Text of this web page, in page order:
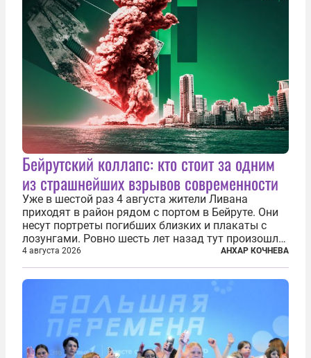
Бейрутский коллапс: кто стоит за одним
из страшнейших взрывов современности
Уже в шестой раз 4 августа жители Ливана
приходят в район рядом с портом в Бейруте. Они
несут портреты погибших близких и плакаты с
лозунгами. Ровно шесть лет назад тут произошла
одна из самых страшных техногенных катастроф
нашего времени — взрыв гигантского количества
селитры. Тогда в ливанской...
4 августа 2026 АНХАР КОЧНЕВА